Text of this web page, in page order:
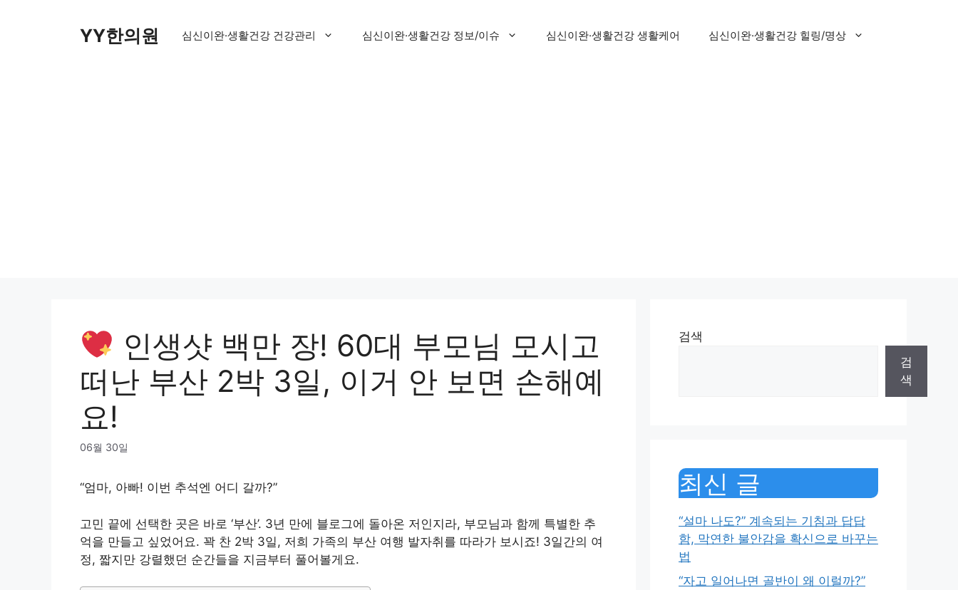
YY한의원 심신이완·생활건강 건강관리 심신이완·생활건강 정보/이슈 심신이완·생활건강 생활케어 심신이완·생활건강 힐링/명상
인생샷 백만 장! 60대 부모님 모시고
떠난 부산 2박 3일, 이거 안 보면 손해예
요!
06월 30일
“엄마, 아빠! 이번 추석엔 어디 갈까?”
고민 끝에 선택한 곳은 바로 ‘부산’. 3년 만에 블로그에 돌아온 저인지라, 부모님과 함께 특별한 추
억을 만들고 싶었어요. 꽉 찬 2박 3일, 저희 가족의 부산 여행 발자취를 따라가 보시죠! 3일간의 여
정, 짧지만 강렬했던 순간들을 지금부터 풀어볼게요.
검색
검
색
최신 글
“설마 나도?” 계속되는 기침과 답답
함, 막연한 불안감을 확신으로 바꾸는
법
“자고 일어나면 골반이 왜 이럴까?”